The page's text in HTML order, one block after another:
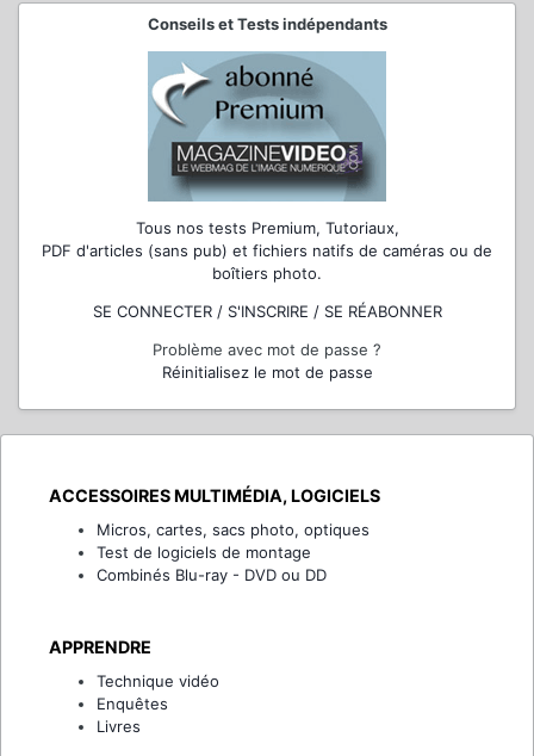
Conseils et Tests indépendants
Tous nos tests Premium, Tutoriaux,
PDF d'articles (sans pub) et fichiers natifs de caméras ou de
boîtiers photo.
SE CONNECTER / S'INSCRIRE / SE RÉABONNER
Problème avec mot de passe ?
Réinitialisez le mot de passe
ACCESSOIRES MULTIMÉDIA, LOGICIELS
Micros, cartes, sacs photo, optiques
Test de logiciels de montage
Combinés Blu-ray - DVD ou DD
APPRENDRE
Technique vidéo
Enquêtes
Livres